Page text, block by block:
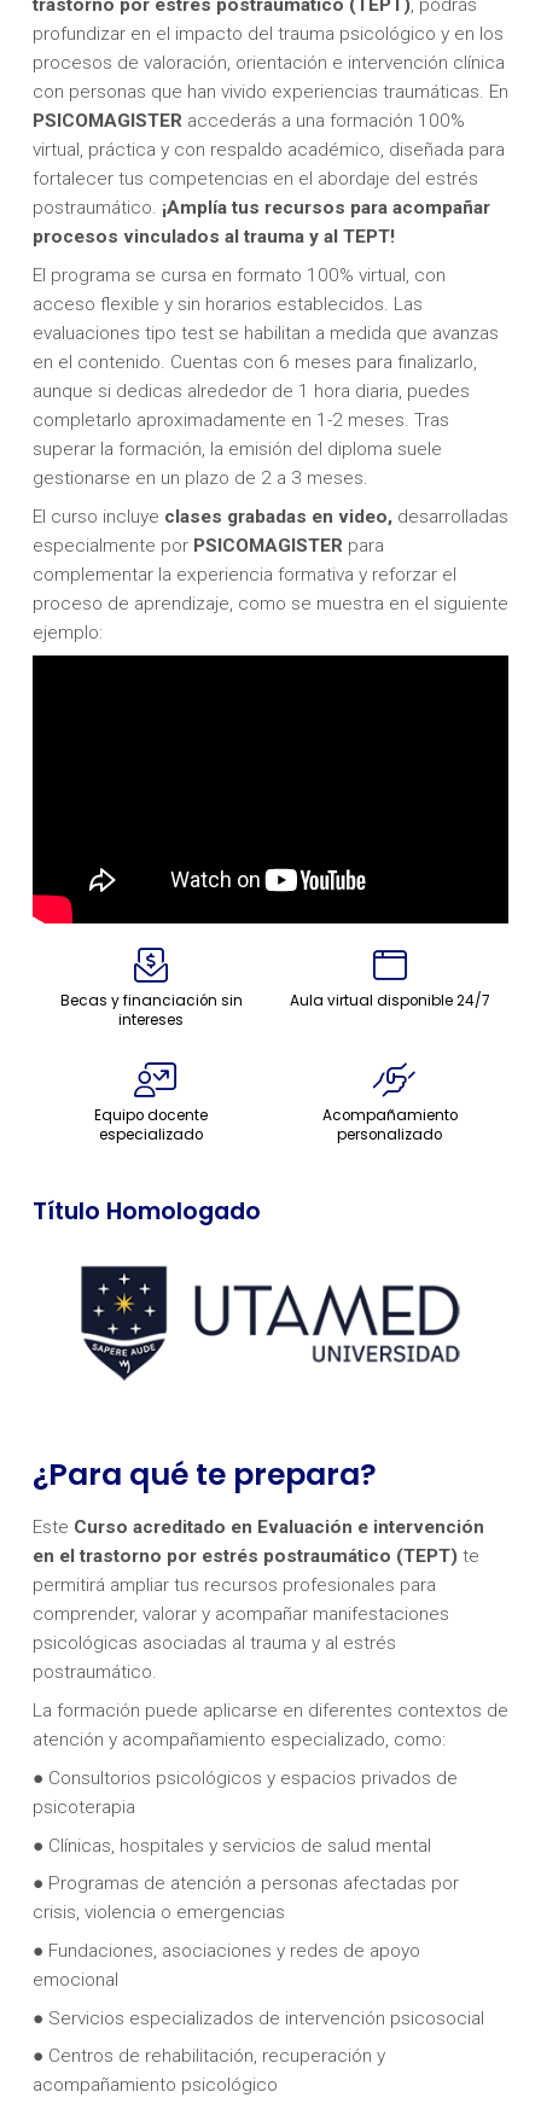
trastorno por estrés postraumático (TEPT), podrás
profundizar en el impacto del trauma psicológico y en los
procesos de valoración, orientación e intervención clínica
con personas que han vivido experiencias traumáticas. En
PSICOMAGISTERaccederás a una formación 100%
virtual, práctica y con respaldo académico, diseñada para
fortalecer tus competencias en el abordaje del estrés
postraumático. ¡Amplía tus recursos para acompañar
procesos vinculados al trauma y al TEPT!
El programa se cursa en formato 100% virtual, con
acceso flexible y sin horarios establecidos. Las
evaluaciones tipo test se habilitan a medida que avanzas
en el contenido. Cuentas con 6 meses para finalizarlo,
aunque si dedicas alrededor de 1 hora diaria, puedes
completarlo aproximadamente en 1-2 meses. Tras
superar la formación, la emisión del diploma suele
gestionarse en un plazo de 2 a 3 meses.
El curso incluye clases grabadas en video,desarrolladas
especialmente por PSICOMAGISTER para
complementar la experiencia formativa y reforzar el
proceso de aprendizaje, como se muestra en el siguiente
ejemplo:
Becas y financiación sin
intereses
Aula virtual disponible 24/7
Equipo docente
especializado
Acompañamiento
personalizado
Título Homologado
¿Para qué te prepara?
Este Curso acreditado en Evaluación e intervención
en el trastorno por estrés postraumático (TEPT)te
permitirá ampliar tus recursos profesionales para
comprender, valorar y acompañar manifestaciones
psicológicas asociadas al trauma y al estrés
postraumático.
La formación puede aplicarse en diferentes contextos de
atención y acompañamiento especializado, como:
● Consultorios psicológicos y espacios privados de
psicoterapia
● Clínicas, hospitales y servicios de salud mental
● Programas de atención a personas afectadas por
crisis, violencia o emergencias
● Fundaciones, asociaciones y redes de apoyo
emocional
● Servicios especializados de intervención psicosocial
● Centros de rehabilitación, recuperación y
acompañamiento psicológico